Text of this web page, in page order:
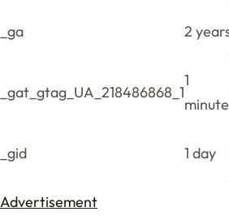
_ga 2
_gat_gtag_UA_218486868_1
1
minute
_gid 1 day
Advertisement